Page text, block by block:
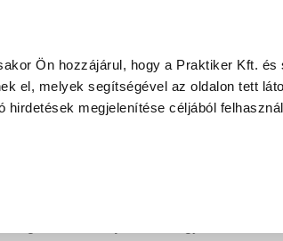
Ön hozzájárul, hogy a Praktiker Kft.
el, melyek segítségével az oldalon tett
hirdetések megjelenítése céljából